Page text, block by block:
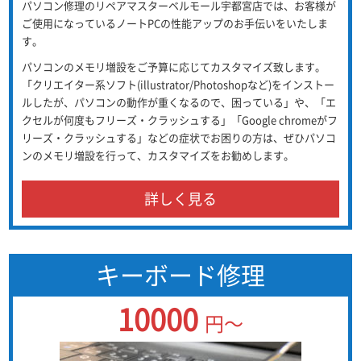
パソコン修理のリペアマスターベルモール宇都宮店では、お客様が
ご使用になっているノートPCの性能アップのお手伝いをいたしま
す。
パソコンのメモリ増設をご予算に応じてカスタマイズ致します。
「クリエイター系ソフト(illustrator/Photoshopなど)をインストー
ルしたが、パソコンの動作が重くなるので、困っている」や、「エ
クセルが何度もフリーズ・クラッシュする」「Google chromeがフ
リーズ・クラッシュする」などの症状でお困りの方は、ぜひパソコ
ンのメモリ増設を行って、カスタマイズをお勧めします。
詳しく見る
キーボード修理
10000 円～